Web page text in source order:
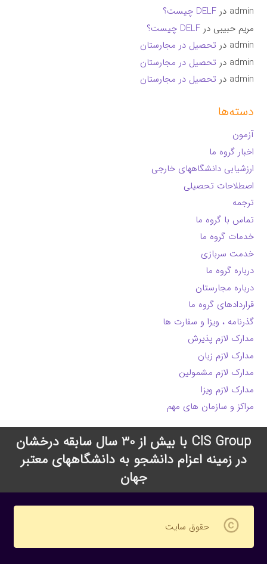
admin درDELF چیست؟
مریم حبیبی درDELF چیست؟
admin در تحصیل در مجارستان
admin در تحصیل در مجارستان
admin در تحصیل در مجارستان
دسته‌ها
آزمون
اخبار گروه ما
ارزشیابی دانشگاههای خارجی
اصطلاحات تحصیلی
ترجمه
تماس با گروه ما
خدمات گروه ما
خدمت سربازی
درباره گروه ما
درباره مجارستان
قراردادهای گروه ما
گذرنامه ، ویزا و سفارت ها
مدارک لازم پذیرش
مدارک لازم زبان
مدارک لازم مشمولین
مدارک لازم ویزا
مراکز و سازمان های مهم
CIS Group با بیش از 30 سال سابقه درخشان
در زمینه اعزام دانشجو به دانشگاههای معتبر
جهان
copyright حقوق سایت